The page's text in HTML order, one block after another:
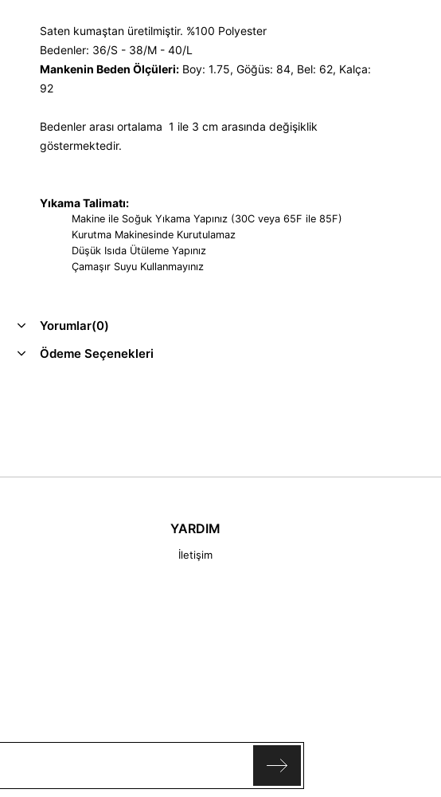
Saten kumaştan üretilmiştir. %100 Polyester
Bedenler: 36/S - 38/M - 40/L
Mankenin Beden Ölçüleri: Boy: 1.75, Göğüs: 84, Bel: 62, Kalça:
92
Bedenler arası ortalama 1 ile 3 cm arasında değişiklik
göstermektedir.
Yıkama Talimatı:
Makine ile Soğuk Yıkama Yapınız (30C veya 65F ile 85F)
Kurutma Makinesinde Kurutulamaz
Düşük Isıda Ütüleme Yapınız
Çamaşır Suyu Kullanmayınız
Yorumlar(0)
Ödeme Seçenekleri
YARDIM
İletişim